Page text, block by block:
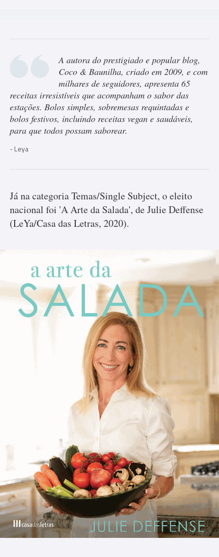
A autora do prestigiado e popular blog,
Coco & Baunilha, criado em 2009, e com
milhares de seguidores, apresenta 65
receitas irresistíveis que acompanham o sabor das
estações. Bolos simples, sobremesas requintadas e
bolos festivos, incluindo receitas vegan e saudáveis,
para que todos possam saborear.
Leya
Já na categoria Temas/Single Subject, o eleito
nacional foi 'A Arte da Salada', de Julie Deffense
(LeYa/Casa das Letras, 2020).